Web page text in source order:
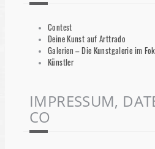
Contest
Deine Kunst auf Arttrado
Galerien – Die Kunstgalerie im
Künstler
IMPRESSUM,
CO